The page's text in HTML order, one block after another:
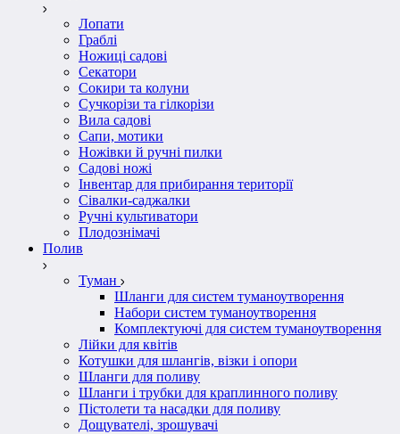
Лопати
Граблі
Ножиці садові
Секатори
Сокири та колуни
Сучкорізи та гілкорізи
Вила садові
Сапи, мотики
Ножівки й ручні пилки
Садові ножі
Інвентар для прибирання території
Сівалки-саджалки
Ручні культиватори
Плодознімачі
Полив
Туман
Шланги для систем туманоутворення
Набори систем туманоутворення
Комплектуючі для систем туманоутворення
Лійки для квітів
Котушки для шлангів, візки і опори
Шланги для поливу
Шланги і трубки для краплинного поливу
Пістолети та насадки для поливу
Дощувателі, зрошувачі